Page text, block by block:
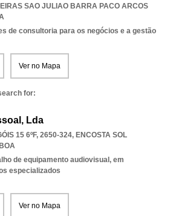
SAO JULIAO BARRA PACO ARCOS
de consultoria para os negócios e a gestão
Ver no Mapa
for:
Lda
15 6ºF, 2650-324, ENCOSTA SOL
de equipamento audiovisual, em
especializados
Ver no Mapa